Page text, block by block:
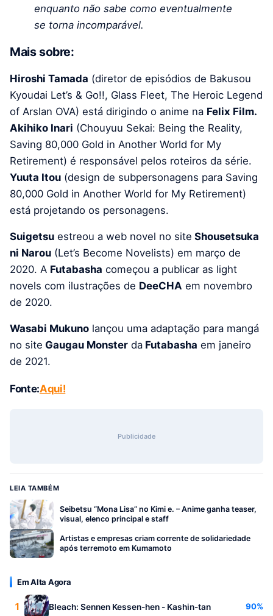
enquanto não sabe como eventualmente
se torna incomparável.
Mais sobre:
Hiroshi Tamada (diretor de episódios de Bakusou
Kyoudai Let’s & Go!!, Glass Fleet, The Heroic Legend
of Arslan OVA) está dirigindo o anime na Felix Film.
Akihiko Inari (Chouyuu Sekai: Being the Reality,
Saving 80,000 Gold in Another World for My
Retirement) é responsável pelos roteiros da série.
Yuuta Itou (design de subpersonagens para Saving
80,000 Gold in Another World for My Retirement)
está projetando os personagens.
Suigetsu estreou a web novel no site Shousetsuka
ni Narou (Let’s Become Novelists) em março de
2020. A Futabasha começou a publicar as light
novels com ilustrações de DeeCHA em novembro
de 2020.
Wasabi Mukuno lançou uma adaptação para mangá
no site Gaugau Monster da Futabasha em janeiro
de 2021.
Fonte:Aqui!
Publicidade
LEIA TAMBÉM
Seibetsu “Mona Lisa” no Kimi e. – Anime ganha teaser,
visual, elenco principal e staff
Artistas e empresas criam corrente de solidariedade
após terremoto em Kumamoto
Em Alta Agora
1 Bleach: Sennen Kessen-hen - Kashin-tan 90%